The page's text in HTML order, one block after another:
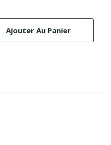
Ajouter Au Panier